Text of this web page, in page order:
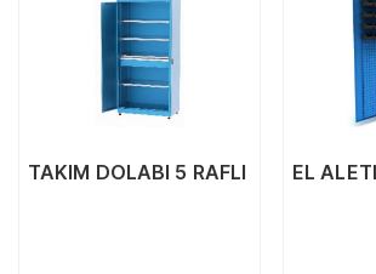
TAKIM DOLABI 5 RAFLI EL